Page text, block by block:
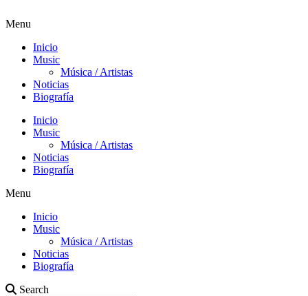
Menu
Inicio
Music
Música / Artistas
Noticias
Biografía
Inicio
Music
Música / Artistas
Noticias
Biografía
Menu
Inicio
Music
Música / Artistas
Noticias
Biografía
Search